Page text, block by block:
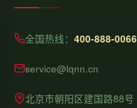
全国热线： 400-888-0066
service@lqnn.cn
北京市朝阳区建国路88号